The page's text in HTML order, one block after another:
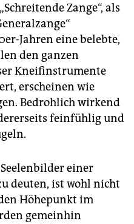
Zange“, als
Jahren eine belebte,
den ganzen
Kneifinstrumente
erscheinen wie
Bedrohlich wirkend
feinfühlig und
einer
deuten, ist wohl nicht
Höhepunkt im
gemeinhin